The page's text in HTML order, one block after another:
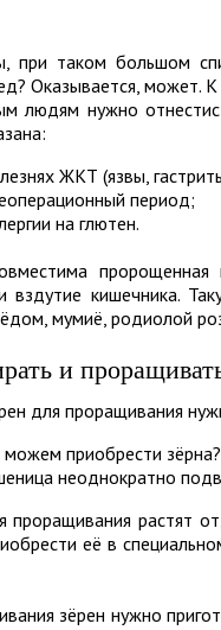
при таком большом
Оказывается, может.
людям нужно
ЖКТ (язвы,
период;
на глютен.
вздутие кишечника.
мумиё, родиолой
и
для проращивания
приобрести
неоднократно
проращивания растят
её в
зёрен нужно